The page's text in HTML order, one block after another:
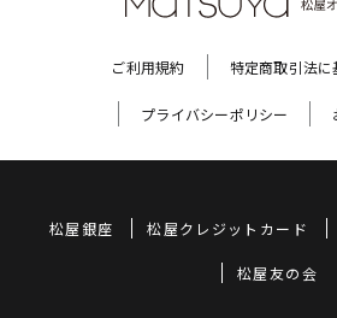
ご利用規約 特定商取引法
プライバシーポリシー
松屋銀座 松屋クレジットカード
松屋友の会